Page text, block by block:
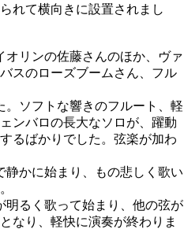
れて横向きに設置されまし
リンの佐藤さんのほか、ヴァ
スのローズブームさん、フル
ソフトな響きのフルート、軽
ンバロの長大なソロが、躍動
るばかりでした。弦楽が加わ
かに始まり、もの悲しく歌い
るく歌って始まり、他の弦が
なり、軽快に演奏が終わりま